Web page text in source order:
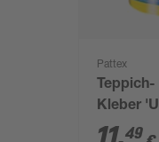
Pattex
Kleber
weiß 1 kg
49